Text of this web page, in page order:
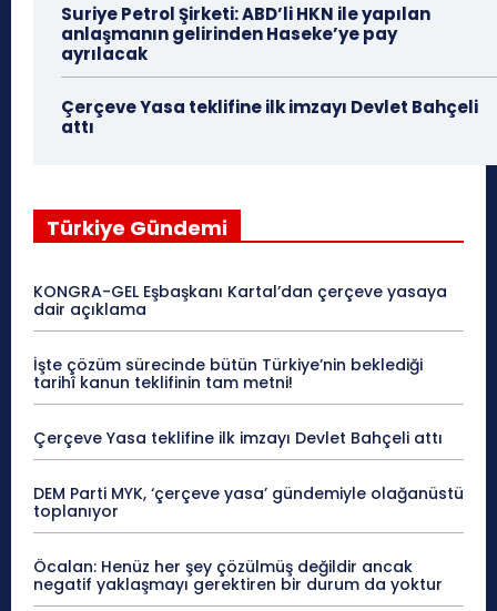
Suriye Petrol Şirketi: ABD’li HKN ile yapılan
anlaşmanın gelirinden Haseke’ye pay
ayrılacak
Çerçeve Yasa teklifine ilk imzayı Devlet Bahçeli
attı
Türkiye Gündemi
KONGRA-GEL Eşbaşkanı Kartal’dan çerçeve yasaya
dair açıklama
İşte çözüm sürecinde bütün Türkiye’nin beklediği
tarihî kanun teklifinin tam metni!
Çerçeve Yasa teklifine ilk imzayı Devlet Bahçeli attı
DEM Parti MYK, ‘çerçeve yasa’ gündemiyle olağanüstü
toplanıyor
Öcalan: Henüz her şey çözülmüş değildir ancak
negatif yaklaşmayı gerektiren bir durum da yoktur